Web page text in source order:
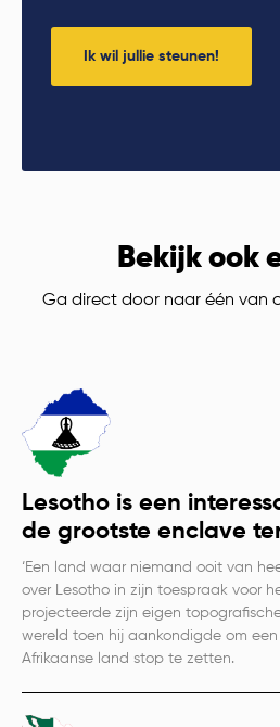
Ik wil jullie steunen!
Bekijk ook
Ga direct door naar één van
Lesotho is een
de grootste enclave
‘Een land waar niemand ooit van
over Lesotho in zijn toespraak voor
projecteerde zijn eigen
wereld toen hij aankondigde om
Afrikaanse land stop te zetten.